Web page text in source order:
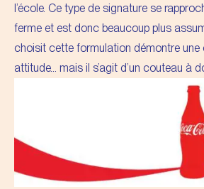
l’école. Ce type de signature se
ferme et est donc beaucoup plus
choisit cette formulation démontre une
attitude… mais il s’agit d’un couteau à